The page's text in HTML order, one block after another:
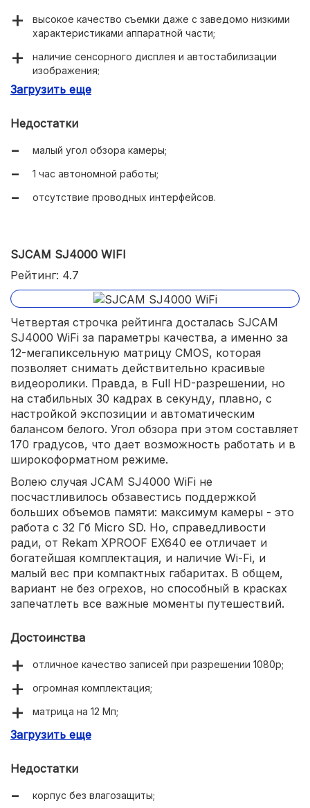
высокое качество съемки даже с заведомо низкими
характеристиками аппаратной части;
наличие сенсорного дисплея и автостабилизации
изображения;
дешевые и доступные аксессуары в масс-маркетах;
Загрузить еще
Недостатки
малый угол обзора камеры;
1 час автономной работы;
отсутствие проводных интерфейсов.
SJCAM SJ4000 WIFI
Рейтинг: 4.7
Четвертая строчка рейтинга досталась SJCAM
SJ4000 WiFi за параметры качества, а именно за
12-мегапиксельную матрицу CMOS, которая
позволяет снимать действительно красивые
видеоролики. Правда, в Full HD-разрешении, но
на стабильных 30 кадрах в секунду, плавно, с
настройкой экспозиции и автоматическим
балансом белого. Угол обзора при этом составляет
170 градусов, что дает возможность работать и в
широкоформатном режиме.
Волею случая JCAM SJ4000 WiFi не
посчастливилось обзавестись поддержкой
больших объемов памяти: максимум камеры - это
работа с 32 Гб Micro SD. Но, справедливости
ради, от Rekam XPROOF EX640 ее отличает и
богатейшая комплектация, и наличие Wi-Fi, и
малый вес при компактных габаритах. В общем,
вариант не без огрехов, но способный в красках
запечатлеть все важные моменты путешествий.
Достоинства
отличное качество записей при разрешении 1080р;
огромная комплектация;
матрица на 12 Мп;
компактная, легкая и стильная камера.
Загрузить еще
Недостатки
корпус без влагозащиты;